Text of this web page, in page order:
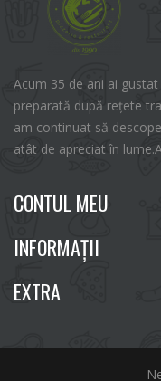
Acum 35 de ani ai
preparată după rețete
am continuat să
atât de apreciat în
CONTUL MEU
INFORMAŢII
EXTRA